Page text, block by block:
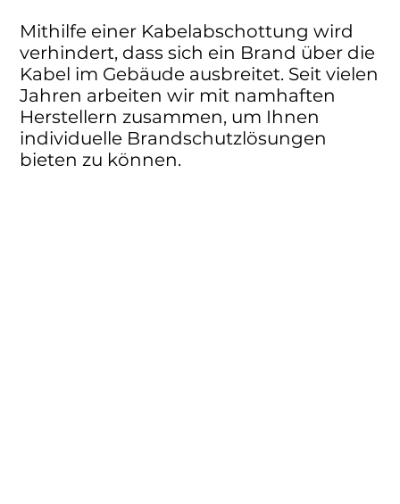
Mithilfe einer Kabelabschottung wird
verhindert, dass sich ein Brand über die
Kabel im Gebäude ausbreitet. Seit vielen
Jahren arbeiten wir mit namhaften
Herstellern zusammen, um Ihnen
individuelle Brandschutzlösungen
bieten zu können.